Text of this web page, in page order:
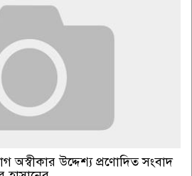
অস্বীকার উদ্দেশ্য প্রণোদিত সংবাদ